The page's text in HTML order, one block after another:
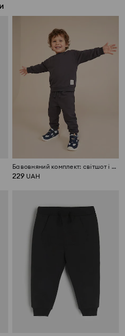
Бавовняний комплект: світшот і штани
229 UAH